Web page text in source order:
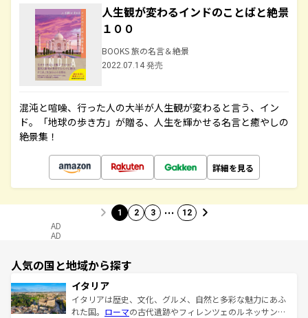
人生観が変わるインドのことばと絶景
１００
BOOKS 旅の名言＆絶景
2022.07.14 発売
混沌と喧噪、行った人の大半が人生観が変わると言う、イン
ド。「地球の歩き方」が贈る、人生を輝かせる名言と癒やしの
絶景集！
詳細を見る
1 2 3 … 12
AD
AD
人気の国と地域から探す
イタリア
イタリアは歴史、文化、グルメ、自然と多彩な魅力にあふ
れた国。 ローマの古代遺跡やフィレンツェのルネッサンス